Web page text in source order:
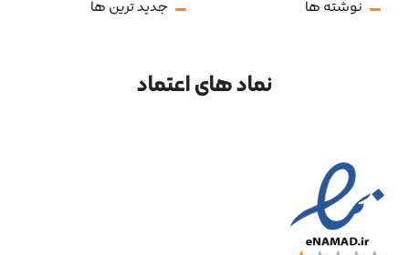
نوشته ها جدید ترین ها
نماد های اعتماد